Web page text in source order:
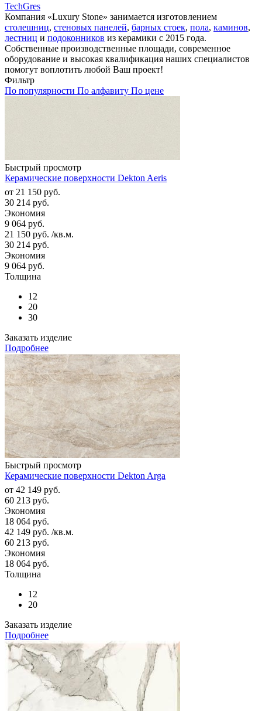
TechGres
Компания «Luxury Stone» занимается изготовлением
столешниц, стеновых панелей, барных стоек, пола, каминов,
лестниц и подоконников из керамики с 2015 года.
Собственные производственные площади, современное
оборудование и высокая квалификация наших специалистов
помогут воплотить любой Ваш проект!
Фильтр
По популярности По алфавиту По цене
Быстрый просмотр
Керамические поверхности Dekton Aeris
от 21 150 руб.
30 214 руб.
Экономия
9 064 руб.
21 150 руб. /кв.м.
30 214 руб.
Экономия
9 064 руб.
Толщина
12
20
30
Заказать изделие
Подробнее
Быстрый просмотр
Керамические поверхности Dekton Arga
от 42 149 руб.
60 213 руб.
Экономия
18 064 руб.
42 149 руб. /кв.м.
60 213 руб.
Экономия
18 064 руб.
Толщина
12
20
Заказать изделие
Подробнее